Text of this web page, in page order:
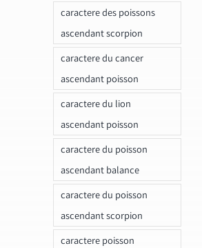
caractere des poissons
ascendant scorpion
caractere du cancer
ascendant poisson
caractere du lion
ascendant poisson
caractere du poisson
ascendant balance
caractere du poisson
ascendant scorpion
caractere poisson